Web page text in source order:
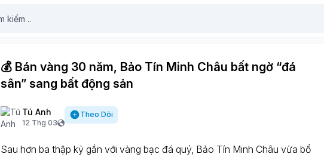
💰 Bán vàng 30 năm, Bảo Tín Minh Châu bất ngờ “đá
sân” sang bất động sản
Tú Anh
12 Thg 03
Theo Dõi
Sau hơn ba thập kỷ gắn với vàng bạc đá quý, Bảo Tín Minh Châu vừa bổ